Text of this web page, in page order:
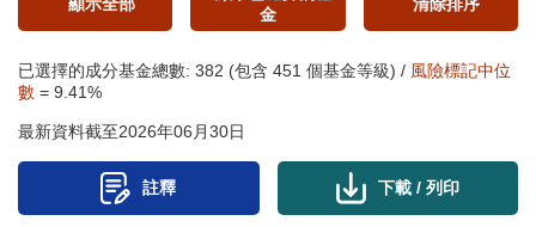
金
已選擇的成分基金總數: 382 (包含 451 個基金等級) / 風險標記中位
數 = 9.41%
最新資料截至2026年06月30日
註釋 下載 / 列印